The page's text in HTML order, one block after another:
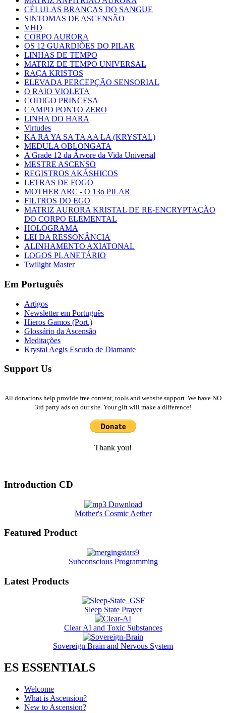
CÉLULAS BRANCAS DO SANGUE
SINTOMAS DE ASCENSÃO
VHD
CORPO AURORA
OS 12 GUARDIÕES DO PILAR
LINHAS DE TEMPO
MATRIZ DE TEMPO UNIVERSAL
RAÇA KRISTOS
ELEVADA PERCEPÇÃO SENSORIAL
O RAIO VIOLETA
CODIGO PRINCESA
CAMPO PONTO ZERO
LINHA DO HARA
Virtudes
KA RA YA SA TA AA LA (KRYSTAL)
MEDULA OBLONGATA
A Grade 12 da Árvore da Vida Universal
MESTRE ASCENSO
REGISTROS AKÁSHICOS
LETRAS DE FOGO
MOTHER ARC - O 13o PILAR
FILTROS DO EGO
MATRIZ AURORA KRISTAL DE RE-ENCRYPTAÇÃO
DO CORPO ELEMENTAL
HOLOGRAMA
LEI DA RESSONÂNCIA
ALINHAMENTO AXIATONAL
LOGOS PLANETÁRIO
Twilight Master
Em Português
Artigos
Newsletter em Português
Hieros Gamos (Port.)
Glossário da Ascensão
Meditações
Krystal Aegis Escudo de Diamante
Support Us
All donations help provide free content, tools and website support. We have NO
3rd party ads on our site. Your gift will make a difference!
Thank you!
Introduction CD
Mother's Cosmic Aether
Featured Product
Subconscious Programming
Latest Products
Sleep State Prayer
Clear AI and Toxic Substances
Sovereign Brain and Nervous System
ES ESSENTIALS
Welcome
What is Ascension?
New to Ascension?